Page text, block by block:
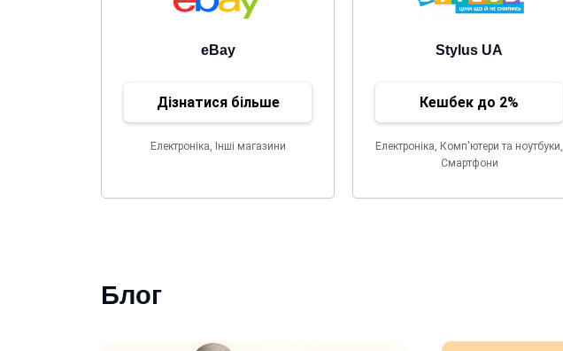
eBay
Дізнатися більше
Електроніка, Інші магазини
Stylus UA
Кешбек до 2%
Електроніка, Комп'ютери та ноутбуки,
Смартфони
Блог